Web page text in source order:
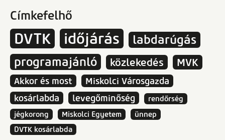
Címkefelhő
DVTK időjárás
labdarúgás
programajánló
közlekedés MVK
Akkor és most
Miskolci Városgazda
kosárlabda
levegőminőség
rendőrség
jégkorong
Miskolci Egyetem
ünnep
DVTK kosárlabda